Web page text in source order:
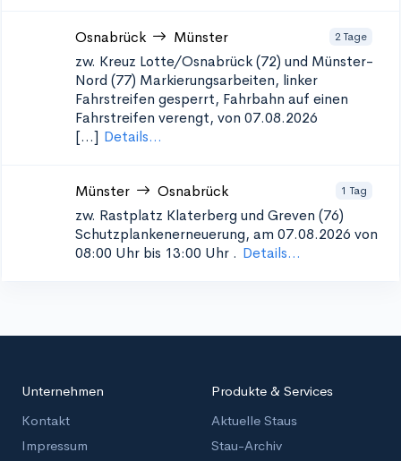
Osnabrück Münster 2 Tage
zw. Kreuz Lotte/Osnabrück (72) und Münster-
Nord (77) Markierungsarbeiten, linker
Fahrstreifen gesperrt, Fahrbahn auf einen
Fahrstreifen verengt, von 07.08.2026
[...] Details...
Münster Osnabrück 1 Tag
zw. Rastplatz Klaterberg und Greven (76)
Schutzplankenerneuerung, am 07.08.2026 von
08:00 Uhr bis 13:00 Uhr . Details...
Unternehmen
Kontakt
Impressum
Produkte & Services
Aktuelle Staus
Stau-Archiv